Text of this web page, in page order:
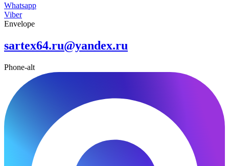
Whatsapp
Viber
Envelope
sartex64.ru@yandex.ru
Phone-alt